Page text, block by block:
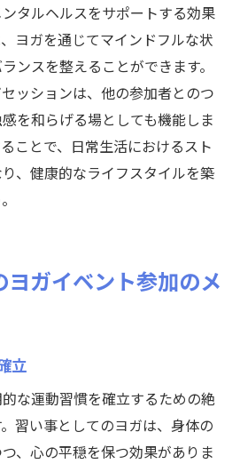
タルヘルスをサポートする効果
ヨガを通じてマインドフルな状
ンスを整えることができます。
ッションは、他の参加者とのつ
を和らげる場としても機能しま
ことで、日常生活におけるスト
、健康的なライフスタイルを築
ガイベント参加のメ
立
な運動習慣を確立するための絶
習い事としてのヨガは、身体の
、心の平穏を保つ効果がありま